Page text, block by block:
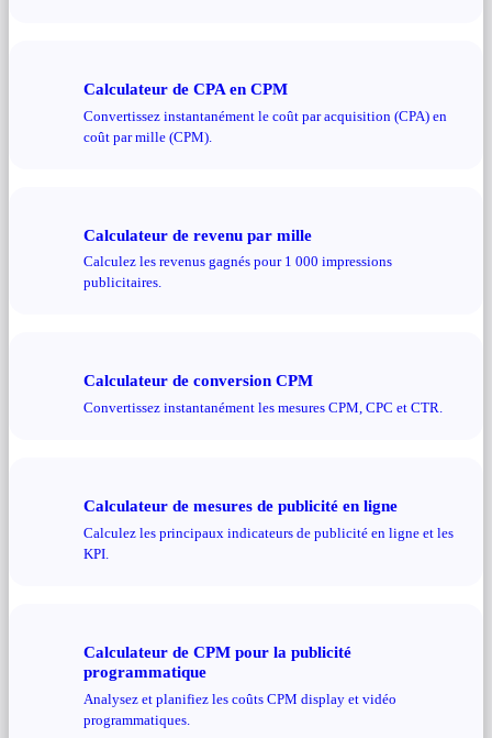
Calculateur de CPA en CPM
Convertissez instantanément le coût par acquisition (CPA) en
coût par mille (CPM).
Calculateur de revenu par mille
Calculez les revenus gagnés pour 1 000 impressions
publicitaires.
Calculateur de conversion CPM
Convertissez instantanément les mesures CPM, CPC et CTR.
Calculateur de mesures de publicité en ligne
Calculez les principaux indicateurs de publicité en ligne et les
KPI.
Calculateur de CPM pour la publicité
programmatique
Analysez et planifiez les coûts CPM display et vidéo
programmatiques.